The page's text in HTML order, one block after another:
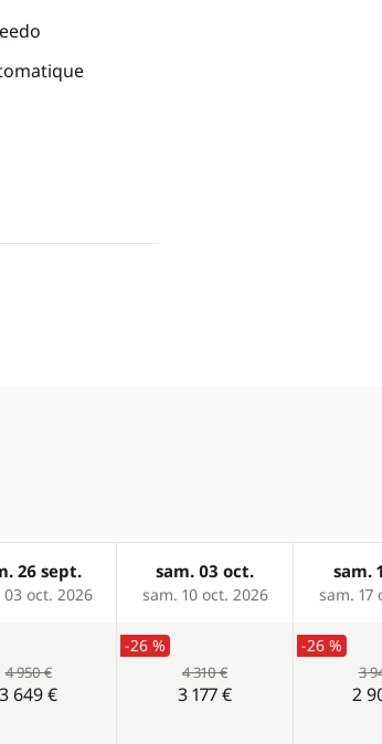
26 sept.
oct. 2026
sam. 03 oct.
sam. 10 oct. 2026
sam.
sam. 17
4 950 €
3 649 €
-26 %
4 310 €
3 177 €
-26 %
3
2